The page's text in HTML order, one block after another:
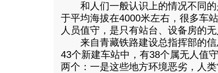
和人们一般认识上的情况不同的
于平均海拔在4000米左右，很多车
人员值守，是只有站台、设备房的
来自青藏铁路建设总指挥部的信
43个新建车站中，有38个属无人值
两个：一是这些地方环境恶劣，人